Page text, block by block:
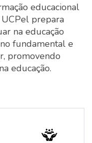
educacional
prepara
na educação
fundamental e
promovendo
educação.